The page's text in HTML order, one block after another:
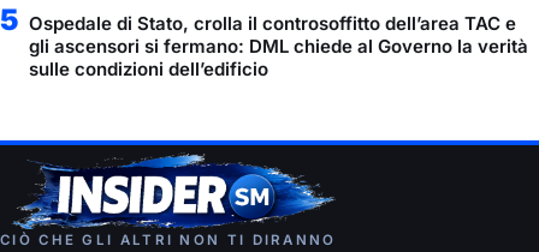
5 Ospedale di Stato, crolla il controsoffitto dell’area TAC e
gli ascensori si fermano: DML chiede al Governo la verità
sulle condizioni dell’edificio
CIÒ CHE GLI ALTRI NON TI DIRANNO